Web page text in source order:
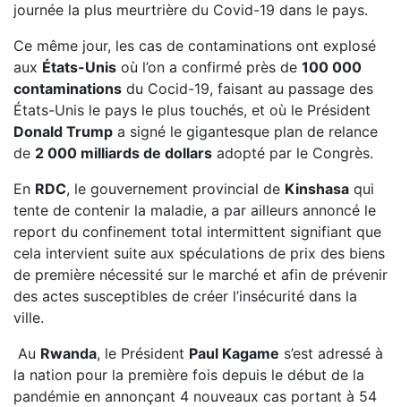
journée la plus meurtrière du Covid-19 dans le pays.
Ce même jour, les cas de contaminations ont explosé
aux États-Unis où l’on a confirmé près de 100 000
contaminations du Cocid-19, faisant au passage des
États-Unis le pays le plus touchés, et où le Président
Donald Trump a signé le gigantesque plan de relance
de 2 000 milliards de dollars adopté par le Congrès.
En RDC, le gouvernement provincial de Kinshasa qui
tente de contenir la maladie, a par ailleurs annoncé le
report du confinement total intermittent signifiant que
cela intervient suite aux spéculations de prix des biens
de première nécessité sur le marché et afin de prévenir
des actes susceptibles de créer l’insécurité dans la
ville.
Au Rwanda, le Président Paul Kagame s’est adressé à
la nation pour la première fois depuis le début de la
pandémie en annonçant 4 nouveaux cas portant à 54